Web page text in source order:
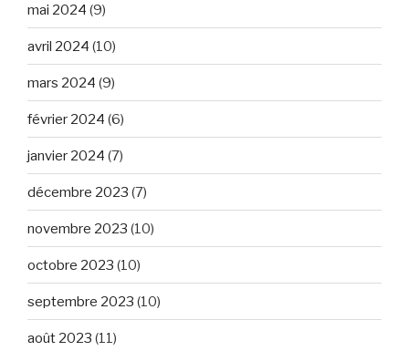
mai 2024 (9)
avril 2024 (10)
mars 2024 (9)
février 2024 (6)
janvier 2024 (7)
décembre 2023 (7)
novembre 2023 (10)
octobre 2023 (10)
septembre 2023 (10)
août 2023 (11)